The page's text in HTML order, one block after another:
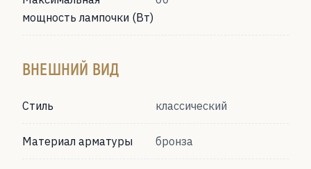
мощность лампочки (Вт)
ВНЕШНИЙ ВИД
Стиль классический
Материал арматуры бронза